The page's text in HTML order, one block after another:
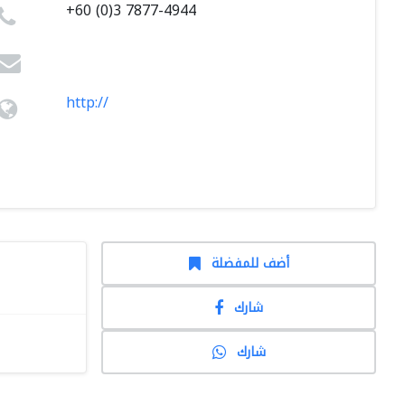
+60 (0)3 7877-4944
http://
أضف للمفضلة
شارك
شارك